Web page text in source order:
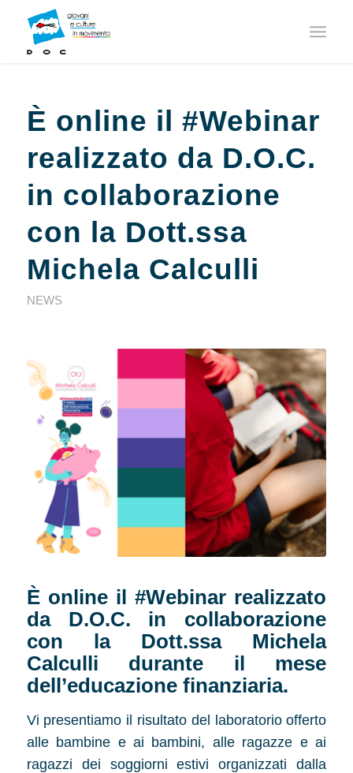
È online il #Webinar
realizzato da D.O.C.
in collaborazione
con la Dott.ssa
Michela Calculli
NEWS
È online il #Webinar realizzato
da D.O.C. in collaborazione
con la Dott.ssa Michela
Calculli durante il mese
dell’educazione finanziaria.
Vi presentiamo il risultato del laboratorio offerto
alle bambine e ai bambini, alle ragazze e ai
ragazzi dei soggiorni estivi organizzati dalla